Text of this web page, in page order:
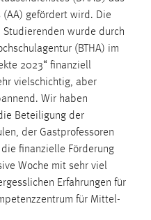
gefördert wird. Die
wurde durch
(BTHA) im
2023“ finanziell
vielschichtig, aber
Wir haben
Beteiligung der
der Gastprofessoren
finanzielle Förderung
Woche mit sehr viel
Erfahrungen für
für Mittel-